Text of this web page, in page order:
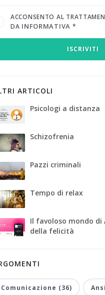
ACCONSENTO AL
DA INFORMATIVA *
ISCRIVITI
ARTICOLI
Psicologi a distanza
Schizofrenia
Pazzi criminali
Tempo di relax
Il favoloso mondo di
della felicità
Comunicazione (36)